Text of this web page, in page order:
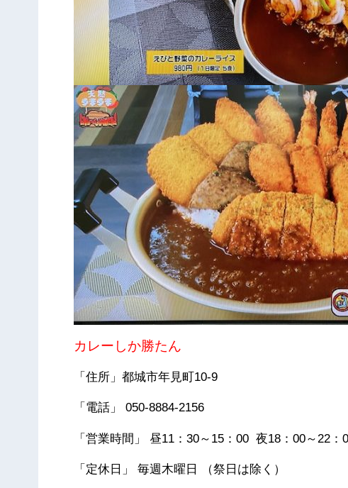
カレーしか勝たん
「住所」都城市年見町10-9
「電話」 050-8884-2156
「営業時間」 昼11：30～15：00 夜18：00～22：
「定休日」 毎週木曜日 （祭日は除く）